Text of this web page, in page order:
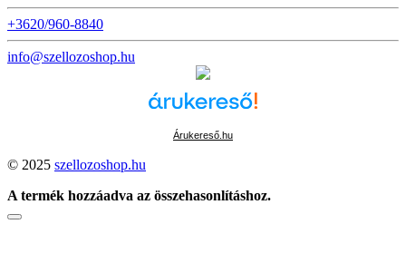
+3620/960-8840
info@szellozoshop.hu
Árukereső.hu
© 2025 szellozoshop.hu
A termék hozzáadva az összehasonlításhoz.